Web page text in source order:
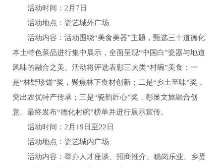
活动时间：2月7日
活动地点：瓷艺城外广场
活动内容：活动围绕“美食美器”主题，甄选三十道德化
本土特色菜品进行集中展示，全面呈现“中国白”瓷器与地道
风味的融合之美。活动将评选表彰三大类“村碗”美食：一
是“林野珍馐”奖，聚焦林下食材创新；二是“乡土至味”奖，
突出农优特产传承；三是“瓷韵匠心”奖，彰显文旅融合创
意。最终发布“德化村碗”榜单并进行展示宣传。
活动时间：2月19日至22日
活动地点：瓷艺城内广场
活动内容：举办人才座谈、招商推介、稳岗乐业、乡贤